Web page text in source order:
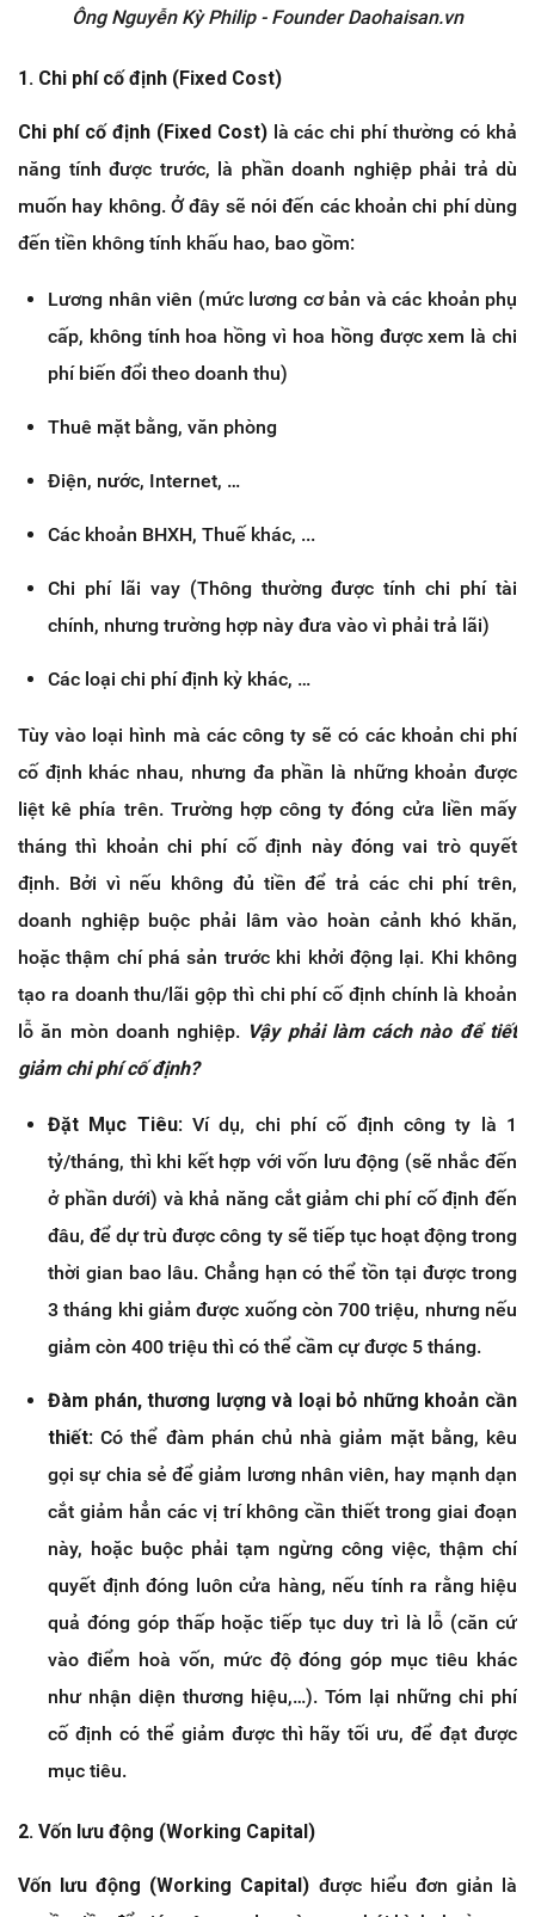
Ông Nguyễn Kỳ Philip - Founder Daohaisan.vn
1. Chi phí cố định (Fixed Cost)
Chi phí cố định (Fixed Cost)là các chi phí thường có khả
năng tính được trước, là phần doanh nghiệp phải trả dù
muốn hay không. Ở đây sẽ nói đến các khoản chi phí dùng
đến tiền không tính khấu hao, bao gồm:
Lương nhân viên (mức lương cơ bản và các khoản phụ
cấp, không tính hoa hồng vì hoa hồng được xem là chi
phí biến đổi theo doanh thu)
Thuê mặt bằng, văn phòng
Điện, nước, Internet, …
Các khoản BHXH, Thuế khác, ...
Chi phí lãi vay (Thông thường được tính chi phí tài
chính, nhưng trường hợp này đưa vào vì phải trả lãi)
Các loại chi phí định kỳ khác, …
Tùy vào loại hình mà các công ty sẽ có các khoản chi phí
cố định khác nhau, nhưng đa phần là những khoản được
liệt kê phía trên. Trường hợp công ty đóng cửa liền mấy
tháng thì khoản chi phí cố định này đóng vai trò quyết
định. Bởi vì nếu không đủ tiền để trả các chi phí trên,
doanh nghiệp buộc phải lâm vào hoàn cảnh khó khăn,
hoặc thậm chí phá sản trước khi khởi động lại. Khi không
tạo ra doanh thu/lãi gộp thì chi phí cố định chính là khoản
lỗ ăn mòn doanh nghiệp. Vậy phải làm cách nào để tiết
giảm chi phí cố định?
Đặt Mục Tiêu: Ví dụ, chi phí cố định công ty là 1
tỷ/tháng, thì khi kết hợp với vốn lưu động (sẽ nhắc đến
ở phần dưới) và khả năng cắt giảm chi phí cố định đến
đâu, để dự trù được công ty sẽ tiếp tục hoạt động trong
thời gian bao lâu. Chẳng hạn có thể tồn tại được trong
3 tháng khi giảm được xuống còn 700 triệu, nhưng nếu
giảm còn 400 triệu thì có thể cầm cự được 5 tháng.
Đàm phán, thương lượng và loại bỏ những khoản cần
thiết: Có thể đàm phán chủ nhà giảm mặt bằng, kêu
gọi sự chia sẻ để giảm lương nhân viên, hay mạnh dạn
cắt giảm hẳn các vị trí không cần thiết trong giai đoạn
này, hoặc buộc phải tạm ngừng công việc, thậm chí
quyết định đóng luôn cửa hàng, nếu tính ra rằng hiệu
quả đóng góp thấp hoặc tiếp tục duy trì là lỗ (căn cứ
vào điểm hoà vốn, mức độ đóng góp mục tiêu khác
như nhận diện thương hiệu,…). Tóm lại những chi phí
cố định có thể giảm được thì hãy tối ưu, để đạt được
mục tiêu.
2. Vốn lưu động (Working Capital)
Vốn lưu động (Working Capital) được hiểu đơn giản là